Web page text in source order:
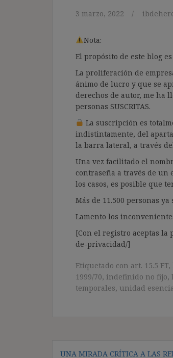
3 marzo, 2022
Nota:
El propósito de este blog
La proliferación de
ánimo de lucro y que se
derechos de autor, me ha
personas SUSCRITAS.
La suscripción es
indistintamente, del
la barra lateral, a través del
Una vez facilitado el
contraseña a través de un
los casos, es posible que
Más de 11.500 personas ya
Lamento los
[Con el registro aceptas la
de-privacidad/]
Etiquetado con art. 15.5 ET,
1999/70, indefinido no fijo,
temporales, unidad
Navegación
UNA MIRADA CRÍTICA A LAS